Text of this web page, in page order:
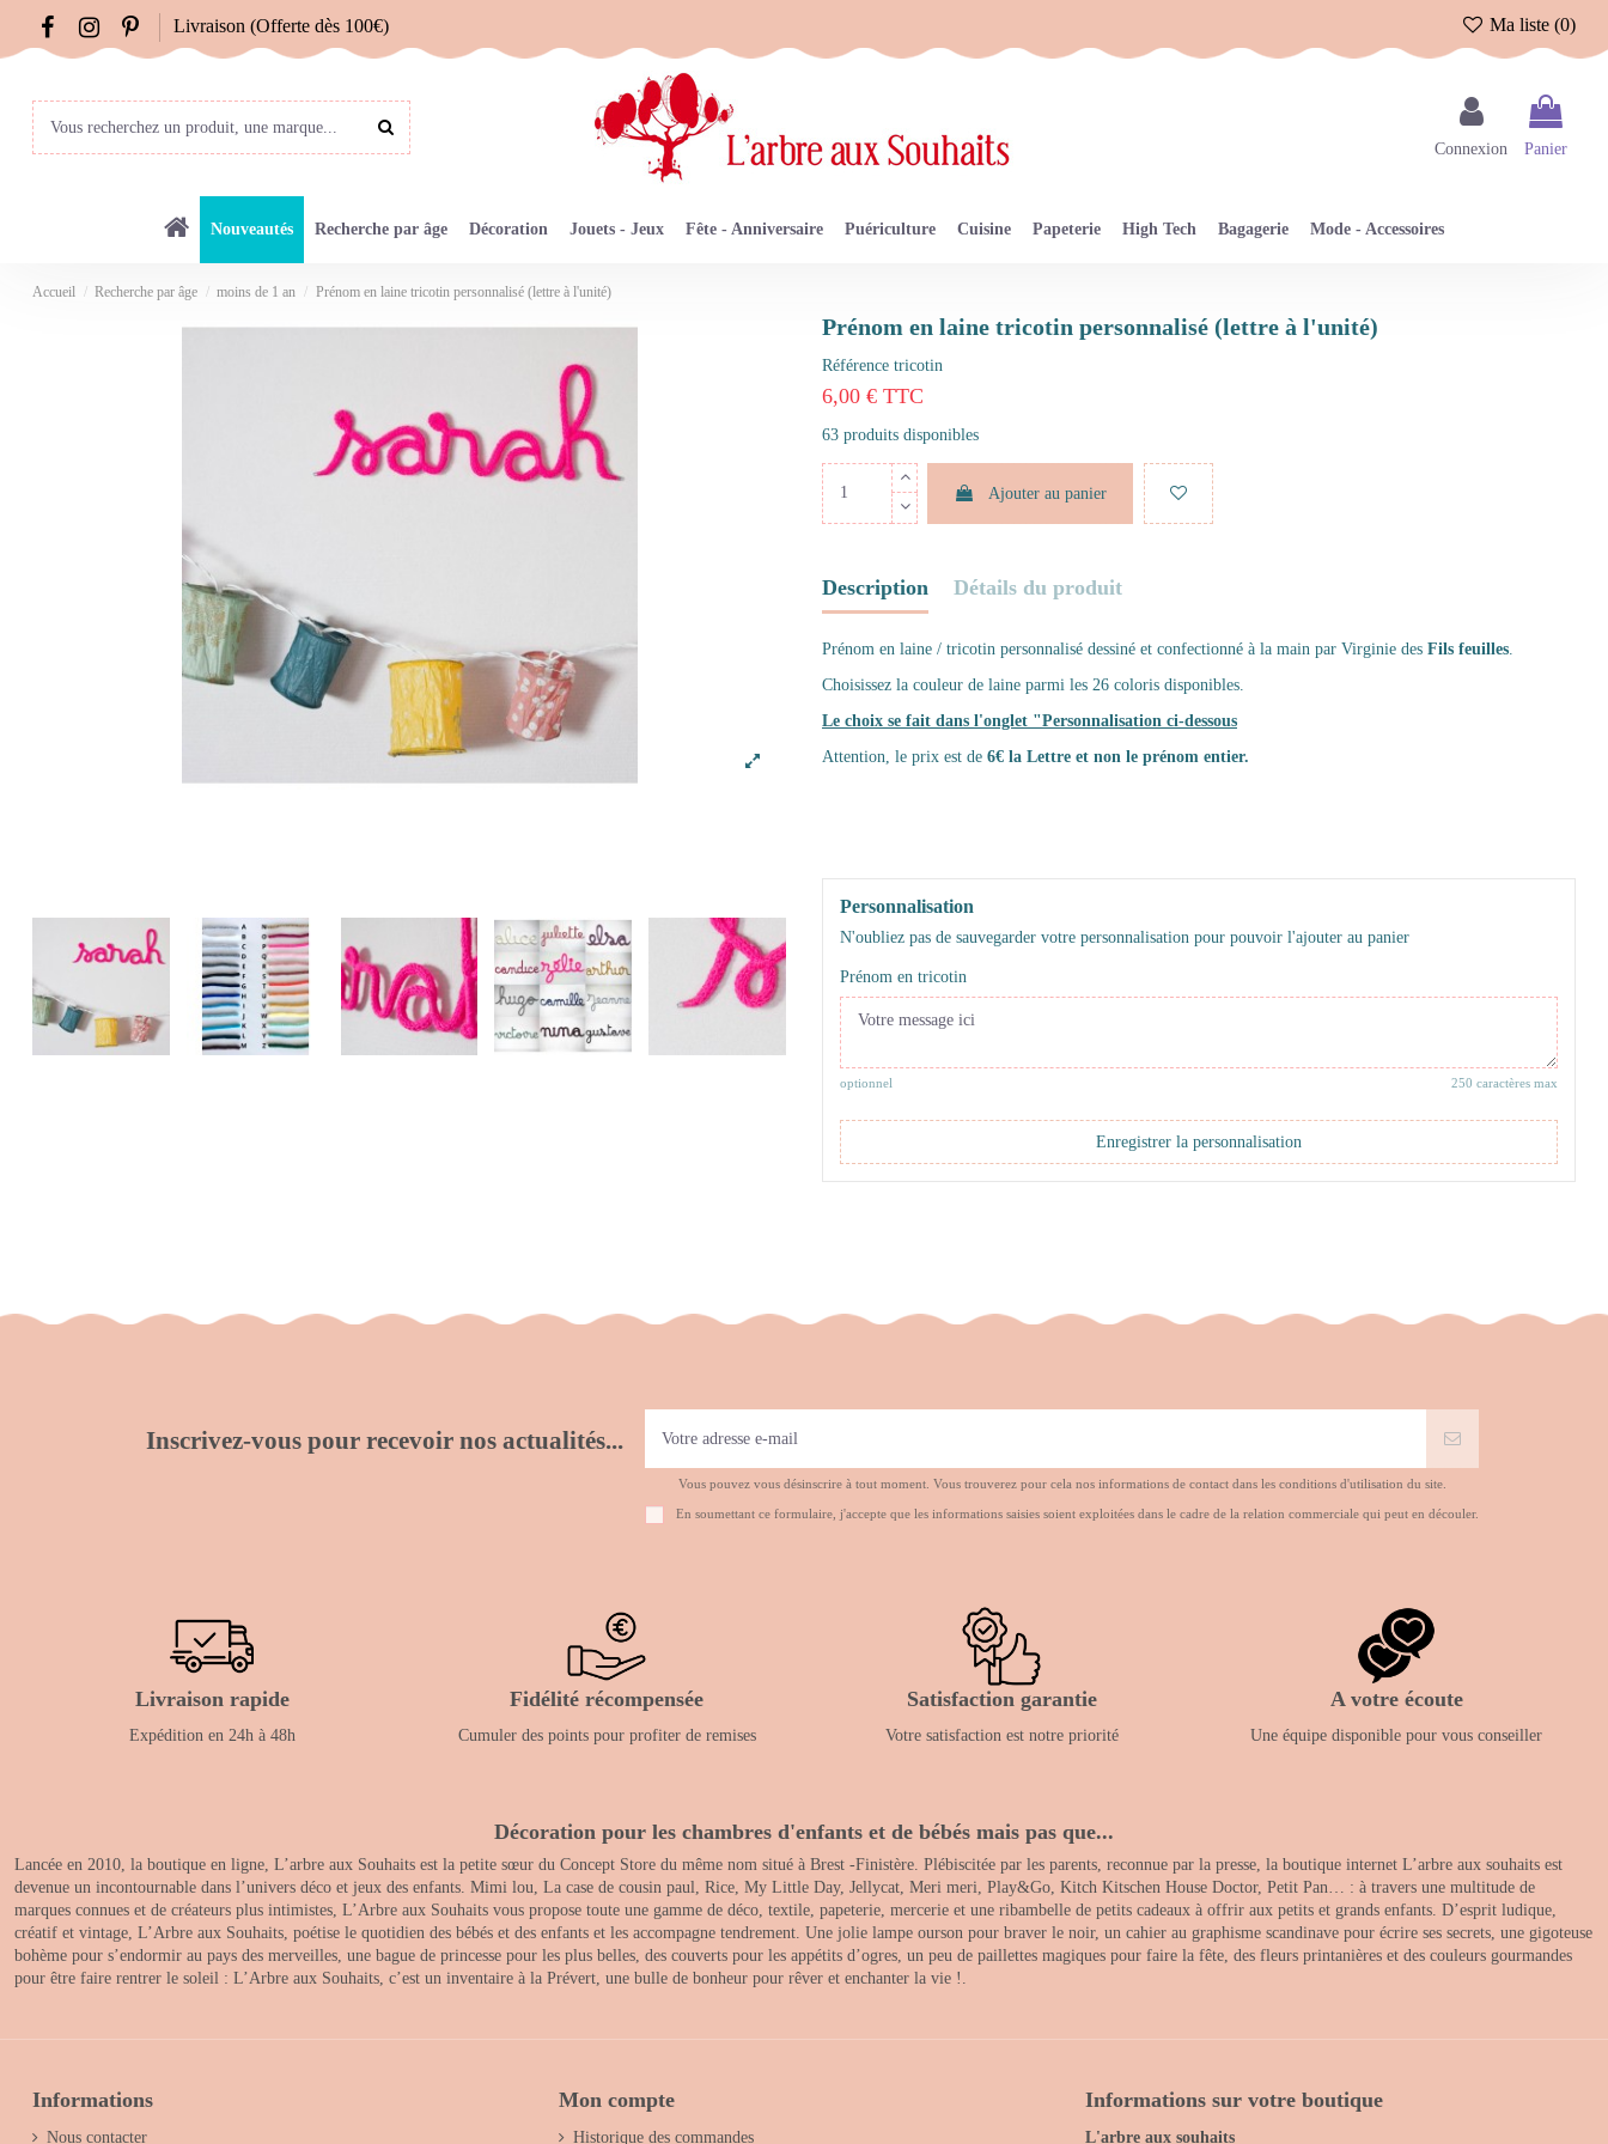
Livraison (Offerte dès 100€) Ma liste (0)
Connexion Panier
Nouveautés Recherche par âge Décoration Jouets - Jeux Fête - Anniversaire Puériculture Cuisine Papeterie High Tech Bagagerie Mode - Accessoires
Accueil Recherche par âge moins de 1 an Prénom en laine tricotin personnalisé (lettre à l'unité)
Prénom en laine tricotin personnalisé (lettre à l'unité)
Référence tricotin
6,00 € TTC
63 produits disponibles
Ajouter au panier
Description Détails du produit
Prénom en laine / tricotin personnalisé dessiné et confectionné à la main par Virginie des Fils feuilles
Choisissez la couleur de laine parmi les 26 coloris disponibles.
Le choix se fait dans l'onglet "Personnalisation ci-dessous
Attention, le prix est de 6€ la Lettre et non le prénom entier.
Personnalisation
N'oubliez pas de sauvegarder votre personnalisation pour pouvoir l'ajouter au panier
Prénom en tricotin
optionnel 250 caractères max
Enregistrer la personnalisation
Inscrivez-vous pour recevoir nos actualités...
Vous pouvez vous désinscrire à tout moment. Vous trouverez pour cela nos informations de contact dans les conditions d'utilisation du site.
En soumettant ce formulaire, j'accepte que les informations saisies soient exploitées dans le cadre de la relation commerciale qui peut en découler.
Livraison rapide
Expédition en 24h à 48h
Fidélité récompensée
Cumuler des points pour profiter de remises
Satisfaction garantie
Votre satisfaction est notre priorité
A votre écoute
Une équipe disponible pour vous conseiller
Décoration pour les chambres d'enfants et de bébés mais pas que...
Lancée en 2010, la boutique en ligne, L’arbre aux Souhaits est la petite sœur du Concept Store du même nom situé à Brest -Finistère. Plébiscitée par les parents, reconnue par la presse, la boutique internet L’arbre aux souhaits est
devenue un incontournable dans l’univers déco et jeux des enfants. Mimi lou, La case de cousin paul, Rice, My Little Day, Jellycat, Meri meri, Play&Go, Kitch Kitschen House Doctor, Petit Pan… : à travers une multitude de
marques connues et de créateurs plus intimistes, L’Arbre aux Souhaits vous propose toute une gamme de déco, textile, papeterie, mercerie et une ribambelle de petits cadeaux à offrir aux petits et grands enfants. D’esprit ludique,
créatif et vintage, L’Arbre aux Souhaits, poétise le quotidien des bébés et des enfants et les accompagne tendrement. Une jolie lampe ourson pour braver le noir, un cahier au graphisme scandinave pour écrire ses secrets, une gigoteuse
bohème pour s’endormir au pays des merveilles, une bague de princesse pour les plus belles, des couverts pour les appétits d’ogres, un peu de paillettes magiques pour faire la fête, des fleurs printanières et des couleurs gourmandes
pour être faire rentrer le soleil : L’Arbre aux Souhaits, c’est un inventaire à la Prévert, une bulle de bonheur pour rêver et enchanter la vie !.
Informations
Nous contacter
Mon compte
Historique des commandes
Informations sur votre boutique
L'arbre aux souhaits